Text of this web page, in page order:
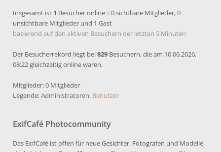
Insgesamt ist 1 Besucher online :: 0 sichtbare Mitglieder, 0
unsichtbare Mitglieder und 1 Gast
basierend auf den aktiven Besuchern der letzten 5 Minuten
Der Besucherrekord liegt bei829 Besuchern, die am 10.06.2026,
08:22 gleichzeitig online waren.
Mitglieder: 0 Mitglieder
Legende:Administratoren, Benutzer
ExifCafé Photocommunity
Das ExifCafé ist offen für neue Gesichter. Fotografen und Modelle